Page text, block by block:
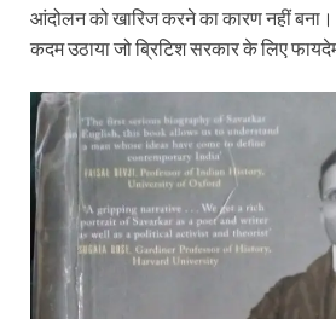
आंदोलन को खारिज करने का कारण नहीं बना।
कदम उठाया जो ब्रिटिश सरकार के लिए